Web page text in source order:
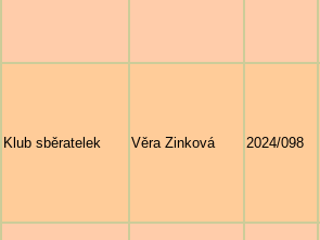
Klub sběratelek Věra Zinková 2024/098